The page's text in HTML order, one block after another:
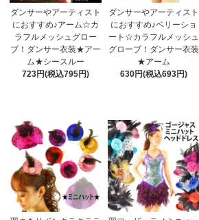
ダンサーやアーティスト
におすすめ♪アーム☆カ
ラフルメッシュグロー
ブ！ダンサー衣装★アー
ム★シースルー
723円(税込795円)
ダンサーやアーティスト
におすすめ♪ベリーショ
ート☆カラフルメッシュ
グローブ！ダンサー衣装
★アーム
630円(税込693円)